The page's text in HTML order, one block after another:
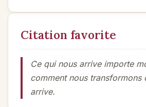
Citation favorite
Ce qui nous arrive importe
comment nous transformons
arrive.